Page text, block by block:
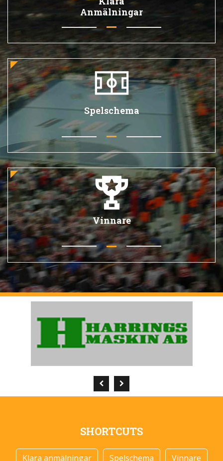
Anmälningar
Spelschema
Vinnare
SHORTCUTS
Klara anmälningar Spelschema Vinnare